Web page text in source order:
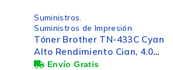
Suministros
Suministros de Impresión
Tanque de Tinta Brother
BT5001M Magenta, 5000
Páginas